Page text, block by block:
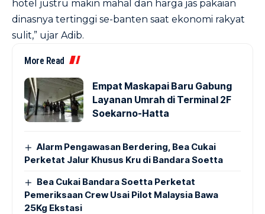
hotel justru makin mahal dan harga jas pakaian
dinasnya tertinggi se-banten saat ekonomi rakyat
sulit,” ujar Adib.
More Read
Empat Maskapai Baru Gabung
Layanan Umrah di Terminal 2F
Soekarno-Hatta
Alarm Pengawasan Berdering, Bea Cukai
Perketat Jalur Khusus Kru di Bandara Soetta
Bea Cukai Bandara Soetta Perketat
Pemeriksaan Crew Usai Pilot Malaysia Bawa
25Kg Ekstasi